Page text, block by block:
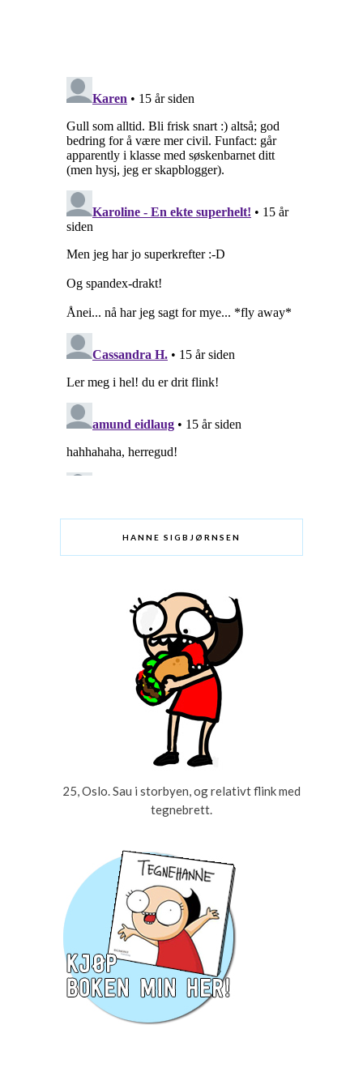
HANNE SIGBJØRNSEN
25, Oslo. Sau i storbyen, og relativt flink med
tegnebrett.